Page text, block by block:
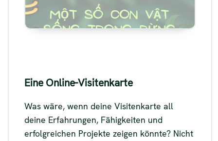
Eine Online-Visitenkarte
Was wäre, wenn deine Visitenkarte all
deine Erfahrungen, Fähigkeiten und
erfolgreichen Projekte zeigen könnte? Nicht